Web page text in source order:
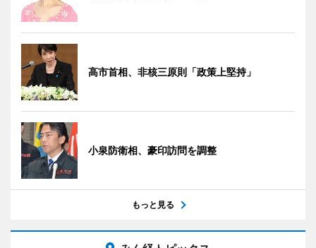
高市首相、非核三原則「政策上堅持」
小泉防衛相、豪印訪問を調整
もっと見る